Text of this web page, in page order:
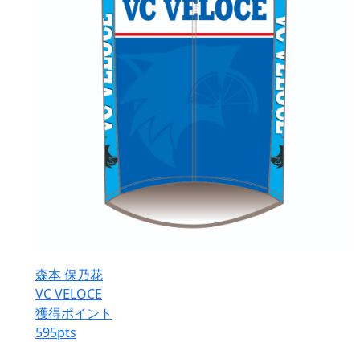
森本 保乃花
VC VELOCE
獲得ポイント
595pts